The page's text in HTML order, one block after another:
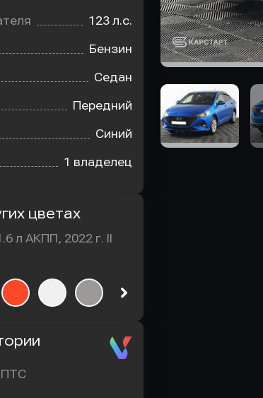
123 л.с.
Бензин
Седан
Передний
Синий
1 владелец
цветах
л АКПП, 2022 г. II
ПТС